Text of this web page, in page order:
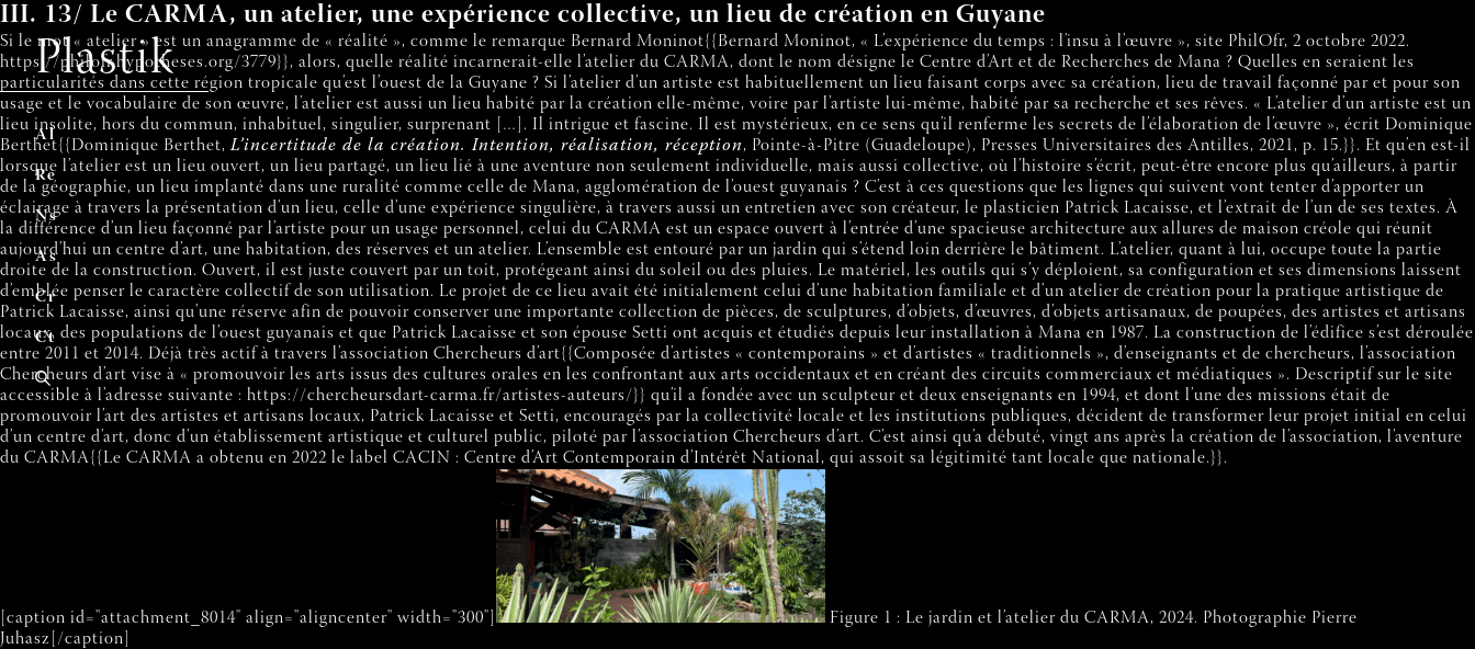
III. 13/ Le CARMA, un atelier, une expérience collective, un lieu de création en Guyane
Si le mot « atelier » est un anagramme de « réalité », comme le remarque Bernard Moninot{{Bernard Moninot, « L’expérience du temps : l’insu à l’œuvre », site PhilOfr, 2 octobre 2022.
https://philofr.hypotheses.org/3779}}, alors, quelle réalité incarnerait-elle l’atelier du CARMA, dont le nom désigne le Centre d’Art et de Recherches de Mana ? Quelles en seraient les
particularités dans cette région tropicale qu’est l’ouest de la Guyane ? Si l’atelier d’un artiste est habituellement un lieu faisant corps avec sa création, lieu de travail façonné par et pour son
usage et le vocabulaire de son œuvre, l’atelier est aussi un lieu habité par la création elle-même, voire par l’artiste lui-même, habité par sa recherche et ses rêves. « L’atelier d’un artiste est un
lieu insolite, hors du commun, inhabituel, singulier, surprenant […]. Il intrigue et fascine. Il est mystérieux, en ce sens qu’il renferme les secrets de l’élaboration de l’œuvre », écrit Dominique
Berthet{{Dominique Berthet, L’incertitude de la création. Intention, réalisation, réception, Pointe-à-Pitre (Guadeloupe), Presses Universitaires des Antilles, 2021, p. 15.}}. Et qu’en est-il
lorsque l’atelier est un lieu ouvert, un lieu partagé, un lieu lié à une aventure non seulement individuelle, mais aussi collective, où l’histoire s’écrit, peut-être encore plus qu’ailleurs, à partir
de la géographie, un lieu implanté dans une ruralité comme celle de Mana, agglomération de l’ouest guyanais ? C’est à ces questions que les lignes qui suivent vont tenter d’apporter un
éclairage à travers la présentation d’un lieu, celle d’une expérience singulière, à travers aussi un entretien avec son créateur, le plasticien Patrick Lacaisse, et l’extrait de l’un de ses textes. À
la différence d’un lieu façonné par l’artiste pour un usage personnel, celui du CARMA est un espace ouvert à l’entrée d’une spacieuse architecture aux allures de maison créole qui réunit
aujourd’hui un centre d’art, une habitation, des réserves et un atelier. L’ensemble est entouré par un jardin qui s’étend loin derrière le bâtiment. L’atelier, quant à lui, occupe toute la partie
droite de la construction. Ouvert, il est juste couvert par un toit, protégeant ainsi du soleil ou des pluies. Le matériel, les outils qui s’y déploient, sa configuration et ses dimensions laissent
d’emblée penser le caractère collectif de son utilisation. Le projet de ce lieu avait été initialement celui d’une habitation familiale et d’un atelier de création pour la pratique artistique de
Patrick Lacaisse, ainsi qu’une réserve afin de pouvoir conserver une importante collection de pièces, de sculptures, d’objets, d’œuvres, d’objets artisanaux, de poupées, des artistes et artisans
locaux, des populations de l’ouest guyanais et que Patrick Lacaisse et son épouse Setti ont acquis et étudiés depuis leur installation à Mana en 1987. La construction de l’édifice s’est déroulée
entre 2011 et 2014. Déjà très actif à travers l’association Chercheurs d’art{{Composée d’artistes « contemporains » et d’artistes « traditionnels », d’enseignants et de chercheurs, l’association
Chercheurs d’art vise à « promouvoir les arts issus des cultures orales en les confrontant aux arts occidentaux et en créant des circuits commerciaux et médiatiques ». Descriptif sur le site
accessible à l’adresse suivante : https://chercheursdart-carma.fr/artistes-auteurs/}} qu’il a fondée avec un sculpteur et deux enseignants en 1994, et dont l’une des missions était de
promouvoir l’art des artistes et artisans locaux, Patrick Lacaisse et Setti, encouragés par la collectivité locale et les institutions publiques, décident de transformer leur projet initial en celui
d’un centre d’art, donc d’un établissement artistique et culturel public, piloté par l’association Chercheurs d’art. C’est ainsi qu’a débuté, vingt ans après la création de l’association, l’aventure
du CARMA{{Le CARMA a obtenu en 2022 le label CACIN : Centre d’Art Contemporain d’Intérêt National, qui assoit sa légitimité tant locale que nationale.}}.
[caption id="attachment_8014" align="aligncenter" width="300"]
Figure 1 : Le jardin et l’atelier du CARMA, 2024. Photographie Pierre
Juhasz[/caption]
Plastik
Accuei
l
Revu
e
Numéro
s
Auteur
s
Contribue
r
Contac
t